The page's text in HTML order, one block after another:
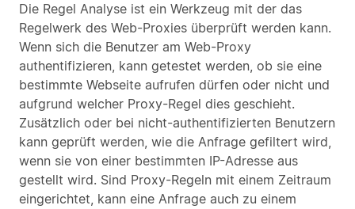
Die Regel Analyse ist ein Werkzeug mit der das
Regelwerk des Web-Proxies überprüft werden kann.
Wenn sich die Benutzer am Web-Proxy
authentifizieren, kann getestet werden, ob sie eine
bestimmte Webseite aufrufen dürfen oder nicht und
aufgrund welcher Proxy-Regel dies geschieht.
Zusätzlich oder bei nicht-authentifizierten Benutzern
kann geprüft werden, wie die Anfrage gefiltert wird,
wenn sie von einer bestimmten IP-Adresse aus
gestellt wird. Sind Proxy-Regeln mit einem Zeitraum
eingerichtet, kann eine Anfrage auch zu einem